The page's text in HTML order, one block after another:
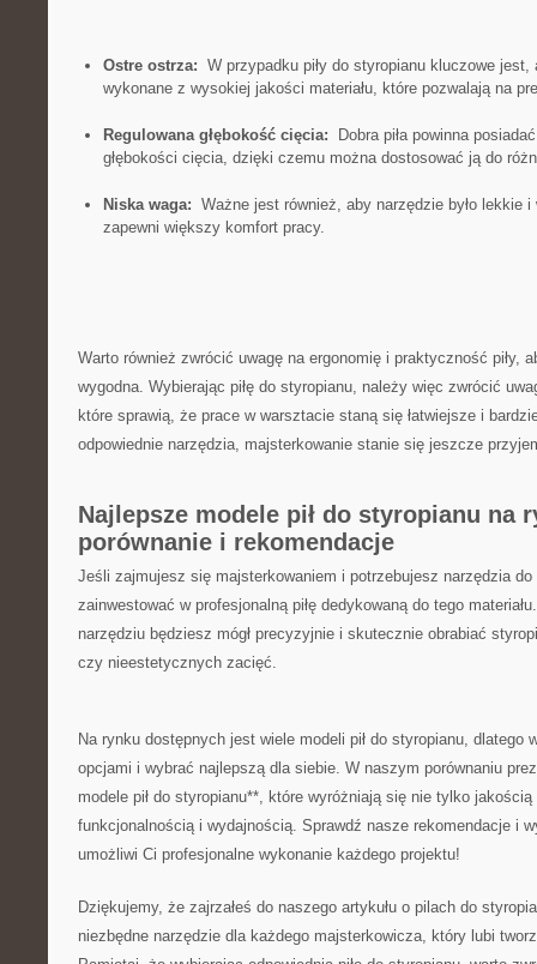
Ostre‌ ostrza:
W przypadku‌ piły do styropianu kluczowe jest,
wykonane z wysokiej‍ jakości materiału, które pozwalają na
Regulowana głębokość cięcia:
Dobra piła⁣ powinna⁤
głębokości cięcia, dzięki ‌czemu można ⁢dostosować⁣ ją⁣ do
Niska‌ waga:
Ważne‌ jest również, aby narzędzie było lekkie
zapewni ​większy ​komfort pracy.
Warto również ‌zwrócić‌ uwagę na ergonomię i praktyczność piły,
wygodna. Wybierając piłę do styropianu, ​należy więc zwrócić
które sprawią, ‌że prace ⁤w ⁢warsztacie staną ⁣się łatwiejsze⁢ i⁢
odpowiednie narzędzia, majsterkowanie stanie się jeszcze
Najlepsze modele pił do styropianu na
porównanie⁤ i rekomendacje
Jeśli zajmujesz⁣ się majsterkowaniem i potrzebujesz narzędzia
zainwestować w profesjonalną piłę dedykowaną ‍do⁤ tego
narzędziu będziesz mógł precyzyjnie i skutecznie‌ obrabiać
czy nieestetycznych zacięć.
Na rynku dostępnych jest wiele‍ modeli pił do styropianu, dlatego
opcjami i wybrać‍ najlepszą ⁣dla⁤ siebie. W naszym porównaniu
modele pił ⁤do⁣ styropianu**, które wyróżniają się⁢ nie tylko
funkcjonalnością i ⁢wydajnością. Sprawdź nasze rekomendacje i
umożliwi Ci profesjonalne⁤ wykonanie każdego⁤ projektu!
Dziękujemy,​ że zajrzałeś ‍do naszego artykułu o pilach do
niezbędne narzędzie dla każdego majsterkowicza, ‌który lubi